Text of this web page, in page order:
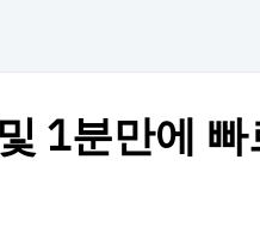
1분만에 빠